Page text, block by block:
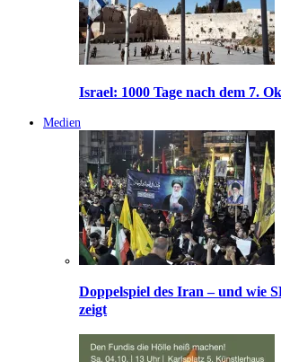
Israel: 1000 Tage nach dem 7.
Medien
Doppelspiel des Iran – und wie
zeigt